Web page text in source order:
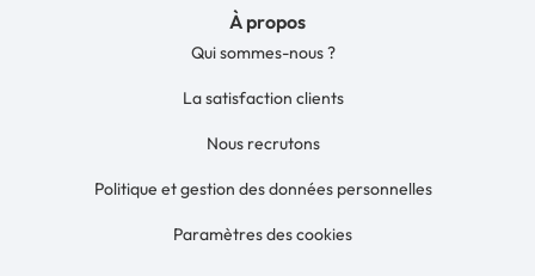
À propos
Qui sommes-nous ?
La satisfaction clients
Nous recrutons
Politique et gestion des données personnelles
Paramètres des cookies